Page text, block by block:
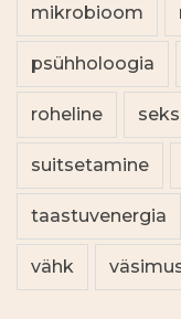
mikrobioom
psühholoogia
roheline seks
suitsetamine
taastuvenergia
vähk